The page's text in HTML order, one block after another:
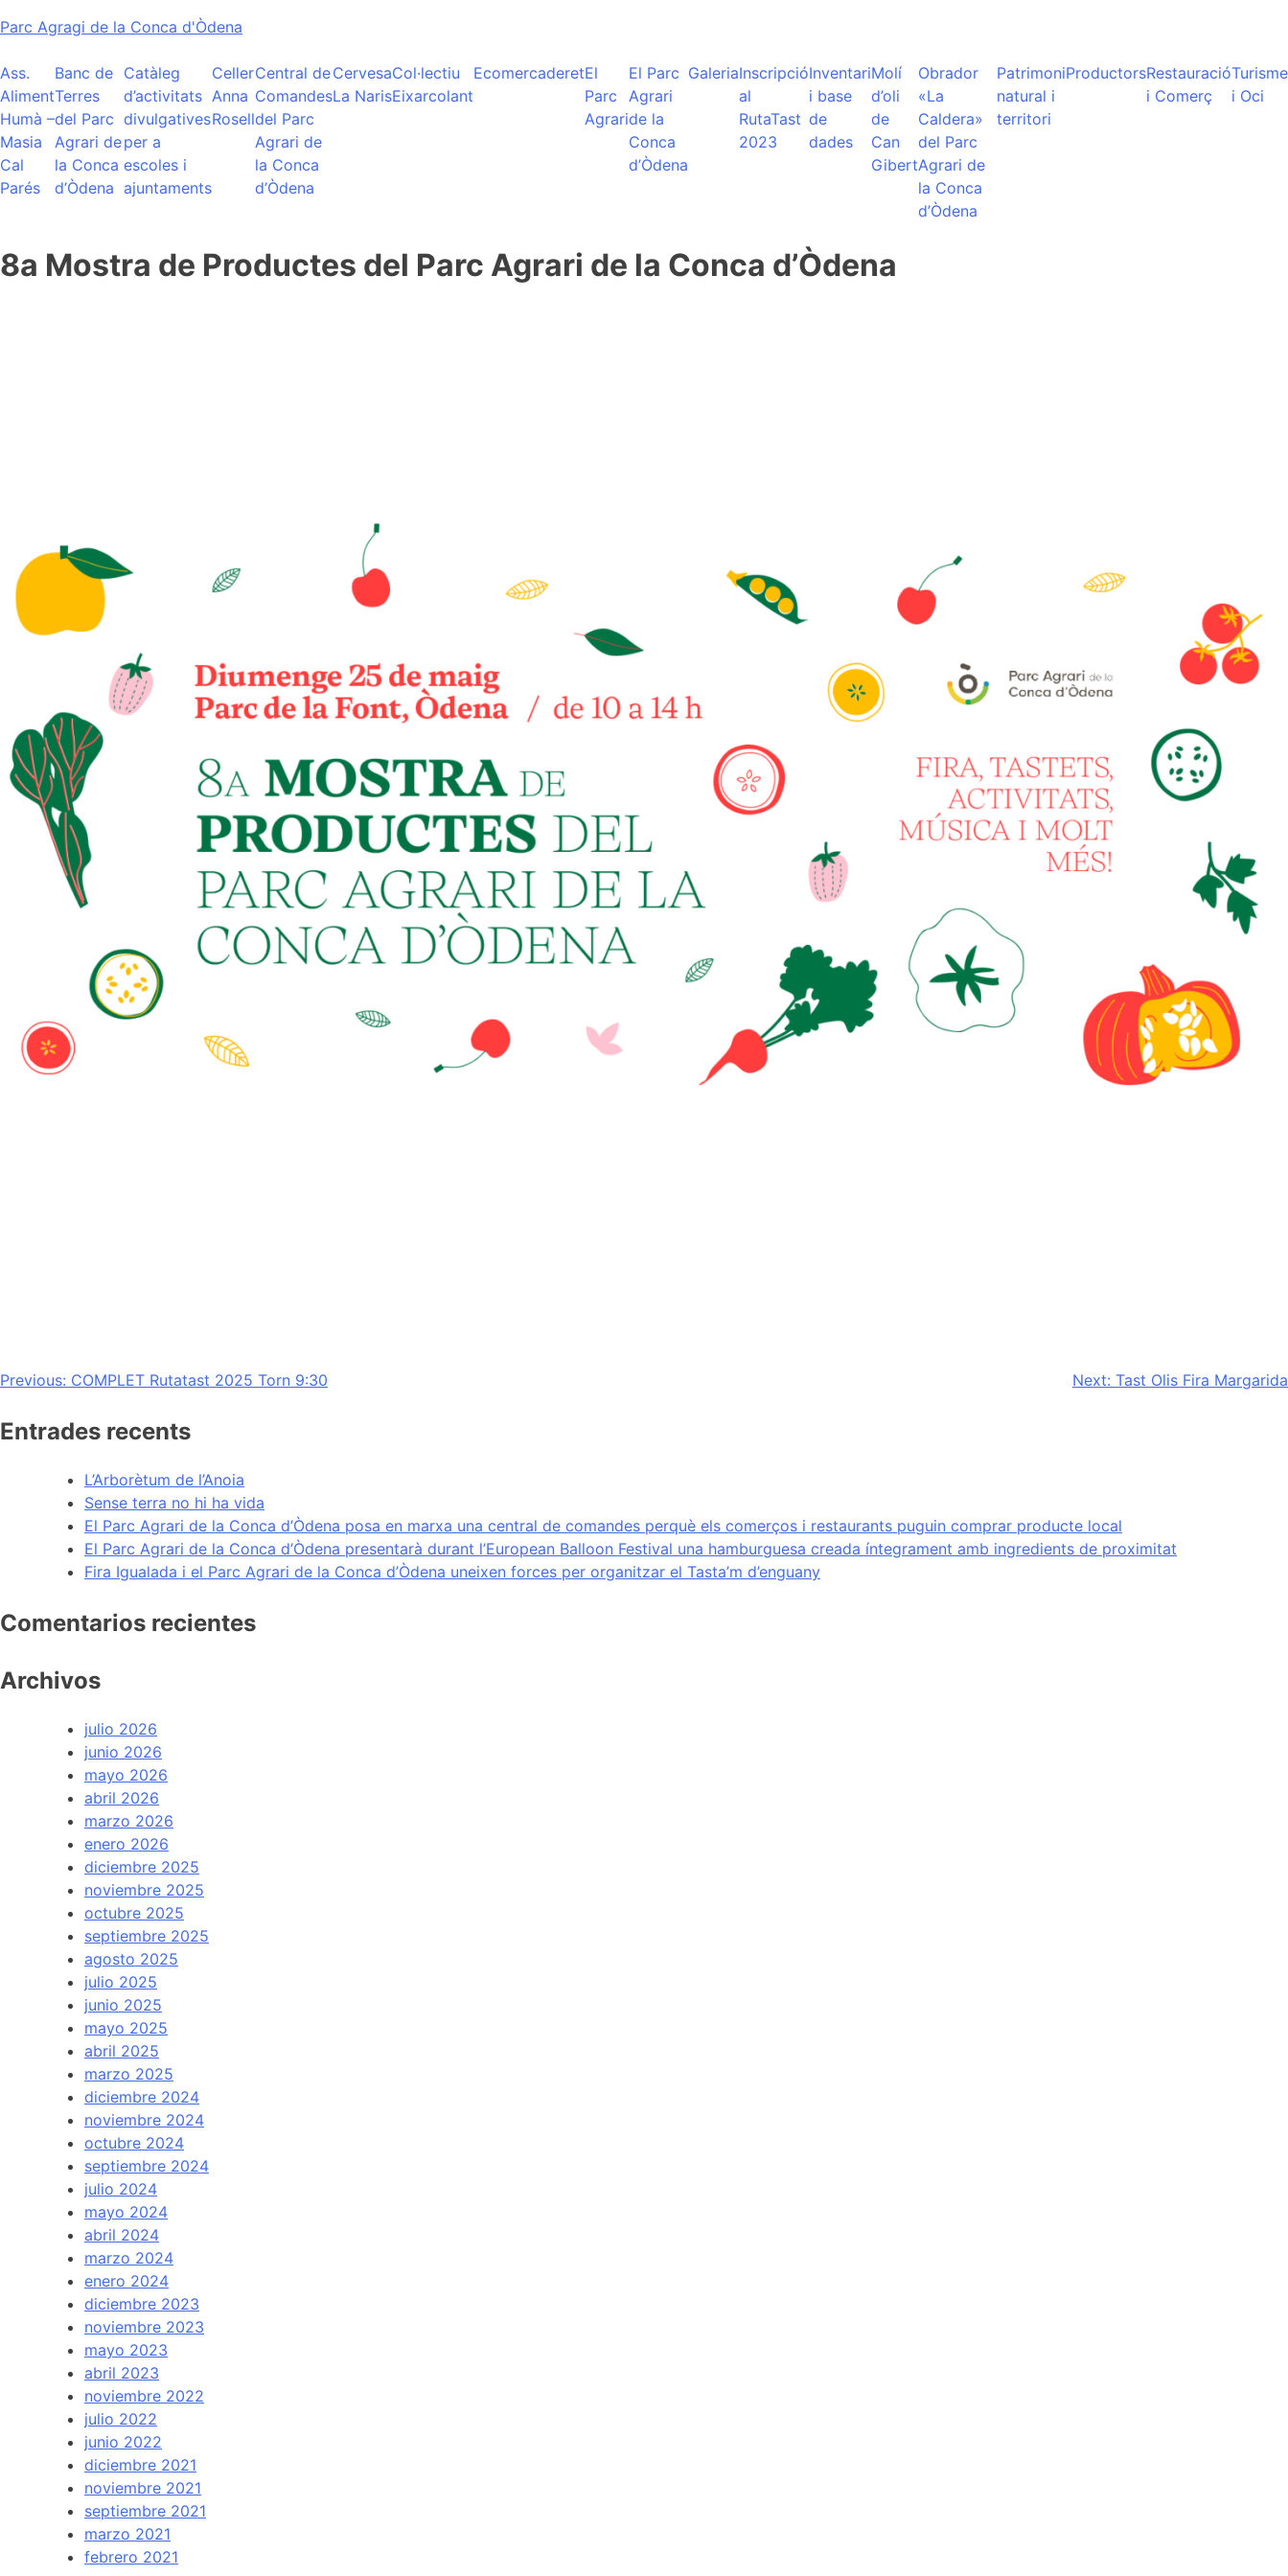
Skip
content
Parc Agragi de la Conca d'Òdena
Ass.
Aliment
Humà –
Masia
Cal
Parés
Banc de
Terres
del Parc
Agrari de
la Conca
d’Òdena
Catàleg
d’activitats
divulgatives
per a
escoles i
ajuntaments
Celler
Anna
Rosell
Central de
Comandes
del Parc
Agrari de
la Conca
d’Òdena
Cervesa
La Naris
Col·lectiu
Eixarcolant
EcomercaderetEl
Parc
Agrari
El Parc
Agrari
de la
Conca
d’Òdena
GaleriaInscripció
al
RutaTast
2023
Inventari
i base
de
dades
Molí
d’oli
de
Can
Gibert
Obrador
«La
Caldera»
del Parc
Agrari de
la Conca
d’Òdena
Patrimoni
natural i
territori
ProductorsRestauració
i Comerç
Turisme
i Oci
8a Mostra de Productes del Parc Agrari de la Conca d’Òdena
Navegación
de
Previous: COMPLET Rutatast 2025 Torn 9:30 Next: Tast Olis Fira Margarida
Entrades recents
L’Arborètum de l’Anoia
Sense terra no hi ha vida
El Parc Agrari de la Conca d’Òdena posa en marxa una central de comandes perquè els comerços i restaurants puguin comprar producte local
El Parc Agrari de la Conca d’Òdena presentarà durant l’European Balloon Festival una hamburguesa creada íntegrament amb ingredients de proximitat
Fira Igualada i el Parc Agrari de la Conca d’Òdena uneixen forces per organitzar el Tasta’m d’enguany
Comentarios recientes
Archivos
julio 2026
junio 2026
mayo 2026
abril 2026
marzo 2026
enero 2026
diciembre 2025
noviembre 2025
octubre 2025
septiembre 2025
agosto 2025
julio 2025
junio 2025
mayo 2025
abril 2025
marzo 2025
diciembre 2024
noviembre 2024
octubre 2024
septiembre 2024
julio 2024
mayo 2024
abril 2024
marzo 2024
enero 2024
diciembre 2023
noviembre 2023
mayo 2023
abril 2023
noviembre 2022
julio 2022
junio 2022
diciembre 2021
noviembre 2021
septiembre 2021
marzo 2021
febrero 2021